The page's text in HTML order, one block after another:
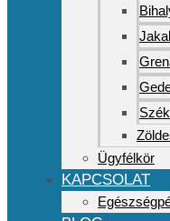
Ügyfélkör
KAPCSOLAT